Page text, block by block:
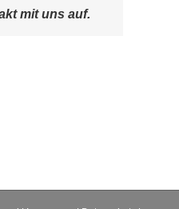
mit uns auf.